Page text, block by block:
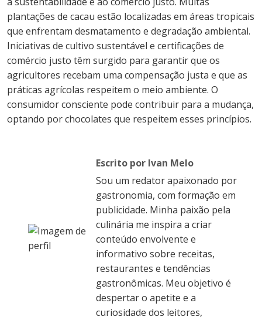
plantações de cacau estão localizadas em áreas tropicais
que enfrentam desmatamento e degradação ambiental.
Iniciativas de cultivo sustentável e certificações de
comércio justo têm surgido para garantir que os
agricultores recebam uma compensação justa e que as
práticas agrícolas respeitem o meio ambiente. O
consumidor consciente pode contribuir para a mudança,
optando por chocolates que respeitem esses princípios.
Escrito por Ivan Melo
Sou um redator apaixonado por
gastronomia, com formação em
publicidade. Minha paixão pela
culinária me inspira a criar
conteúdo envolvente e
informativo sobre receitas,
restaurantes e tendências
gastronômicas. Meu objetivo é
despertar o apetite e a
curiosidade dos leitores,